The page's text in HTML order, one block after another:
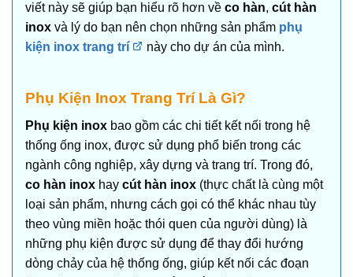
viết này sẽ giúp bạn hiểu rõ hơn về co hàn, cút hàn
inox và lý do bạn nên chọn những sản phẩm phụ
kiện inox trang trí
này cho dự án của mình.
Phụ Kiện Inox Trang Trí Là Gì?
Phụ kiện inox bao gồm các chi tiết kết nối trong hệ
thống ống inox, được sử dụng phổ biến trong các
ngành công nghiệp, xây dựng và trang trí. Trong đó,
co hàn inox hay cút hàn inox (thực chất là cùng một
loại sản phẩm, nhưng cách gọi có thể khác nhau tùy
theo vùng miền hoặc thói quen của người dùng) là
những phụ kiện được sử dụng để thay đổi hướng
dòng chảy của hệ thống ống, giúp kết nối các đoạn